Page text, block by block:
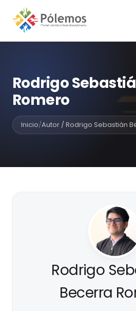
Rodrigo
Romero
Inicio/Autor / Rodrigo Sebastián
Rodrigo
Becerra